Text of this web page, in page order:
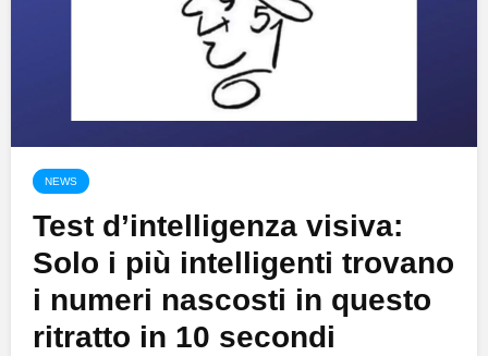
NEWS
Test d’intelligenza visiva:
Solo i più intelligenti trovano
i numeri nascosti in questo
ritratto in 10 secondi